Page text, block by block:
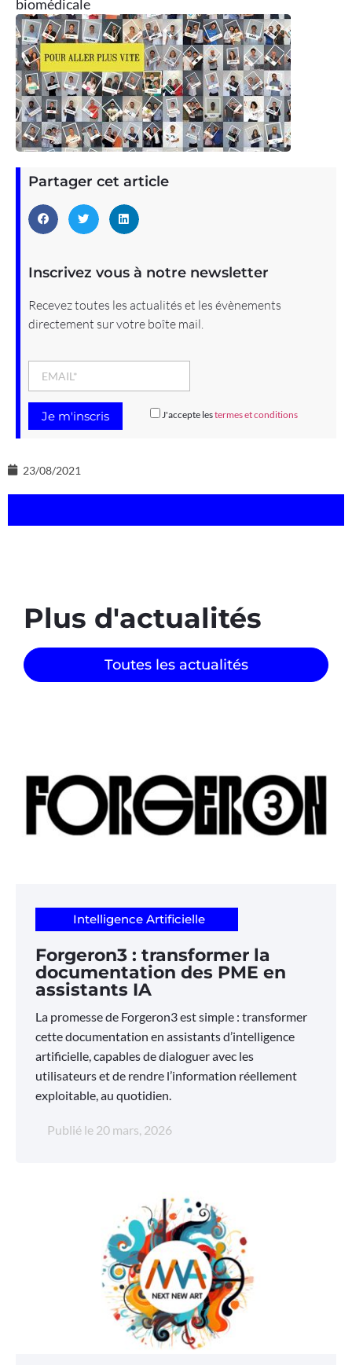
biomédicale
Partager cet article
Inscrivez vous à notre newsletter
Recevez toutes les actualités et les évènements
directement sur votre boîte mail.
J'accepte lestermes et conditions
23/08/2021
Plus d'actualités
Toutes les actualités
Intelligence Artificielle
Forgeron3 : transformer la
documentation des PME en
assistants IA
La promesse de Forgeron3 est simple : transformer
cette documentation en assistants d’intelligence
artificielle, capables de dialoguer avec les
utilisateurs et de rendre l’information réellement
exploitable, au quotidien.
Publié le 20 mars, 2026